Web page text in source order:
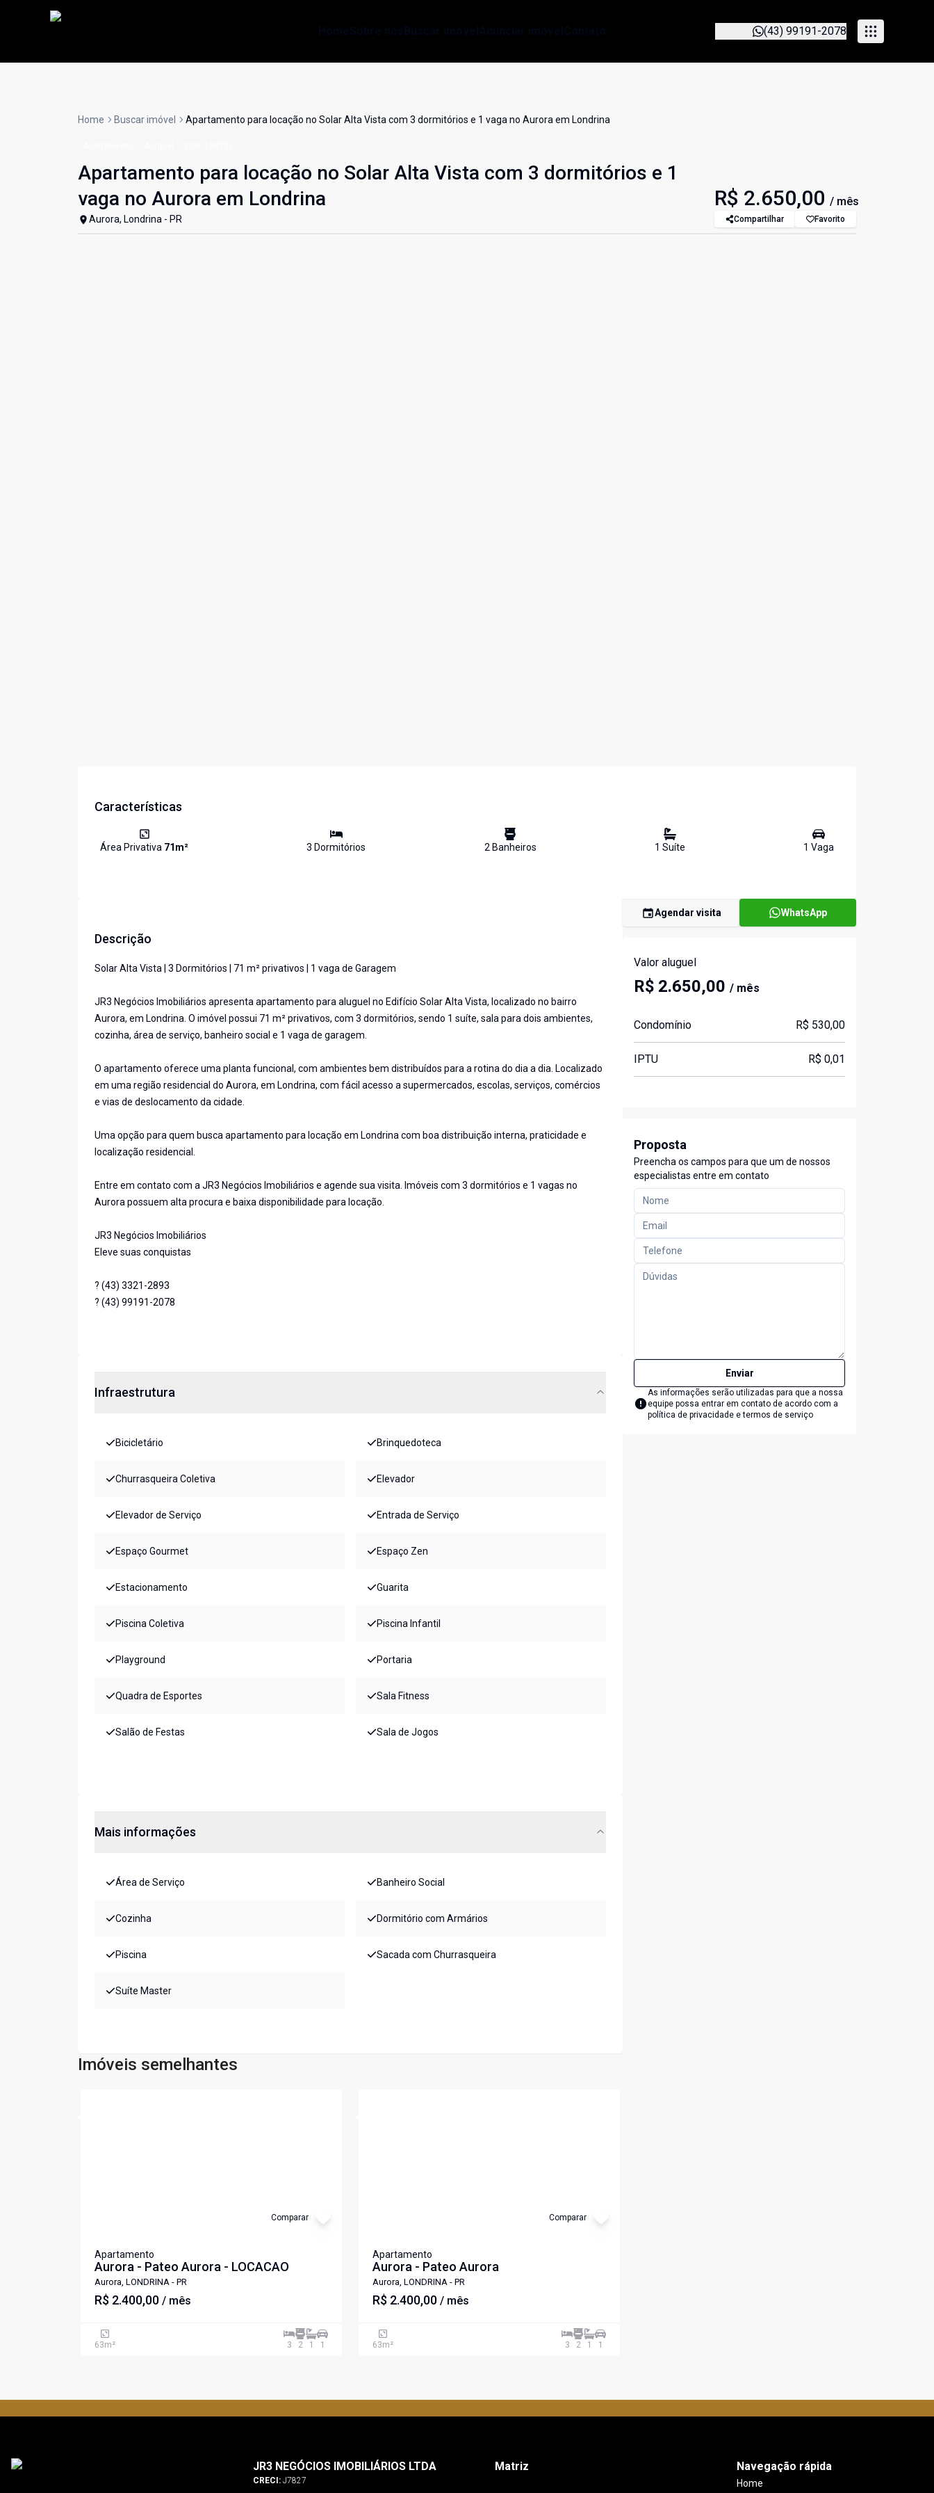
(43) 99191-2078
Home Buscar imóvel Apartamento para locação no Solar Alta Vista com 3 dormitórios e 1 vaga no Aurora em Londrina
Apartamento para locação no Solar Alta Vista com 3 dormitórios e 1
vaga no Aurora em Londrina
Aurora, Londrina - PR
R$ 2.650,00 / mês
Compartilhar Favorito
Características
Área Privativa 71m² 3 Dormitórios 2Banheiros 1 Suíte 1 Vaga
Descrição
Solar Alta Vista | 3 Dormitórios | 71 m² privativos | 1 vaga de Garagem
JR3 Negócios Imobiliários apresenta apartamento para aluguel no Edifício Solar Alta Vista, localizado no bairro
Aurora, em Londrina. O imóvel possui 71 m² privativos, com 3 dormitórios, sendo 1 suíte, sala para dois ambientes,
cozinha, área de serviço, banheiro social e 1 vaga de garagem.
O apartamento oferece uma planta funcional, com ambientes bem distribuídos para a rotina do dia a dia. Localizado
em uma região residencial do Aurora, em Londrina, com fácil acesso a supermercados, escolas, serviços, comércios
e vias de deslocamento da cidade.
Uma opção para quem busca apartamento para locação em Londrina com boa distribuição interna, praticidade e
localização residencial.
Entre em contato com a JR3 Negócios Imobiliários e agende sua visita. Imóveis com 3 dormitórios e 1 vagas no
Aurora possuem alta procura e baixa disponibilidade para locação.
JR3 Negócios Imobiliários
Eleve suas conquistas
? (43) 3321-2893
? (43) 99191-2078
Infraestrutura
Bicicletário Brinquedoteca
Churrasqueira Coletiva Elevador
Elevador de Serviço Entrada de Serviço
Espaço Gourmet Espaço Zen
Estacionamento Guarita
Piscina Coletiva Piscina Infantil
Playground Portaria
Quadra de Esportes Sala Fitness
Salão de Festas Sala de Jogos
Mais informações
Área de Serviço Banheiro Social
Cozinha Dormitório com Armários
Piscina Sacada com Churrasqueira
Suíte Master
Imóveis semelhantes
Comparar
Apartamento
Aurora - Pateo Aurora - LOCACAO
Aurora, LONDRINA - PR
R$ 2.400,00 / mês
63m² 3 2 1 1
Comparar
Apartamento
Aurora - Pateo Aurora
Aurora, LONDRINA - PR
R$ 2.400,00 / mês
63m² 3 2 1 1
Agendar visita WhatsApp
Valor aluguel
R$ 2.650,00 / mês
Condomínio R$ 530,00
IPTU R$ 0,01
Proposta
Preencha os campos para que um de nossos
especialistas entre em contato
Enviar
As informações serão utilizadas para que a nossa
equipe possa entrar em contato de acordo com a
política de privacidade e termos de serviço
JR3 NEGÓCIOS IMOBILIÁRIOS LTDA
CRECI: J7827
Matriz Navegação rápida
Home